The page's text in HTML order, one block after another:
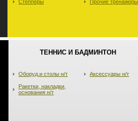
Степперы Прочие тренажеры
ТЕННИС И БАДМИНТОН
Оборуд.и столы н/т
Ракетки, накладки,
основания н/т
Аксессуары н/т